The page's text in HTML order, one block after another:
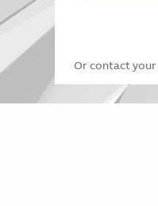
Or contact your